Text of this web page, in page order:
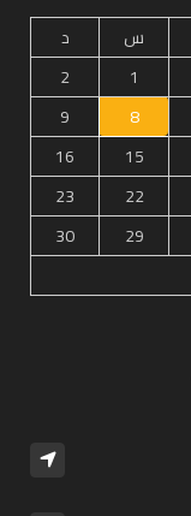
س
د
1
2
8
9
15
16
22
23
29
30